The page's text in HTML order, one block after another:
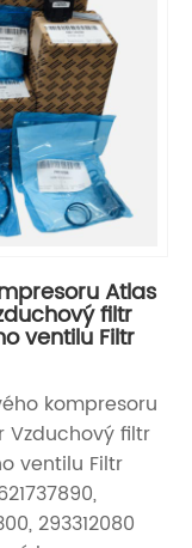
Atlas
filtr
ventilu Filtr
kompresoru
Vzduchový filtr
ventilu Filtr
293312080